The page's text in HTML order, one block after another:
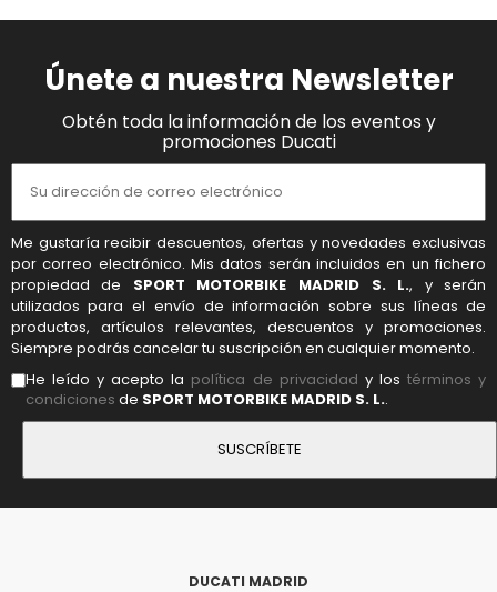
Únete a nuestra Newsletter
Obtén toda la información de los eventos y
promociones Ducati
Me gustaría recibir descuentos, ofertas y novedades exclusivas
por correo electrónico. Mis datos serán incluidos en un fichero
propiedad de SPORT MOTORBIKE MADRID S. L., y serán
utilizados para el envío de información sobre sus líneas de
productos, artículos relevantes, descuentos y promociones.
Siempre podrás cancelar tu suscripción en cualquier momento.
He leído y acepto la política de privacidad y lostérminos y
condiciones de SPORT MOTORBIKE MADRID S. L..
DUCATI MADRID